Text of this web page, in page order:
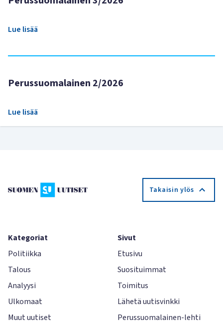
Lue lisää
Perussuomalainen 2/2026
Lue lisää
Takaisin ylös
Kategoriat
Politiikka
Talous
Analyysi
Ulkomaat
Muut uutiset
Sivut
Etusivu
Suosituimmat
Toimitus
Lähetä uutisvinkki
Perussuomalainen-lehti